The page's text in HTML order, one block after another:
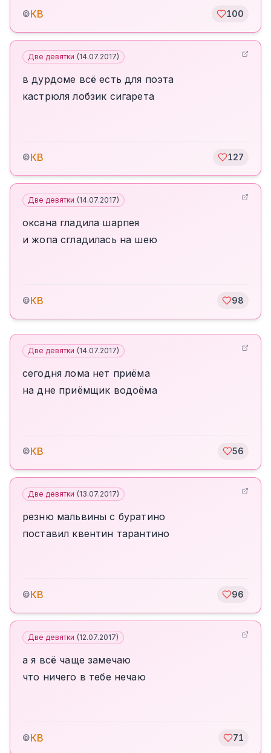
©КВ 100
Две девятки (14.07.2017)
в дурдоме всё есть для поэта
кастрюля лобзик сигарета
©КВ 127
Две девятки (14.07.2017)
оксана гладила шарпея
и жопа сгладилась на шею
©КВ 98
Две девятки (14.07.2017)
сегодня лома нет приёма
на дне приёмщик водоёма
©КВ 56
Две девятки (13.07.2017)
резню мальвины с буратино
поставил квентин тарантино
©КВ 96
Две девятки (12.07.2017)
а я всё чаще замечаю
что ничего в тебе нечаю
©КВ 71